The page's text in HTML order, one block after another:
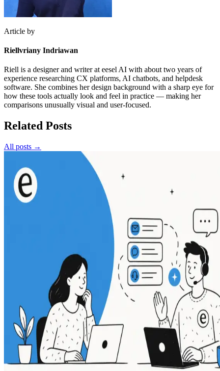
Article by
Riellvriany Indriawan
Riell is a designer and writer at eesel AI with about two years of
experience researching CX platforms, AI chatbots, and helpdesk
software. She combines her design background with a sharp eye for
how these tools actually look and feel in practice — making her
comparisons unusually visual and user-focused.
Related Posts
All posts →